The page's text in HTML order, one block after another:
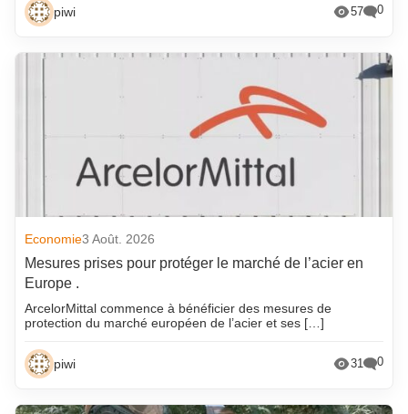
piwi 57 0
Economie3 Août. 2026
Mesures prises pour protéger le marché de l’acier en
Europe .
ArcelorMittal commence à bénéficier des mesures de
protection du marché européen de l’acier et ses […]
piwi 31 0